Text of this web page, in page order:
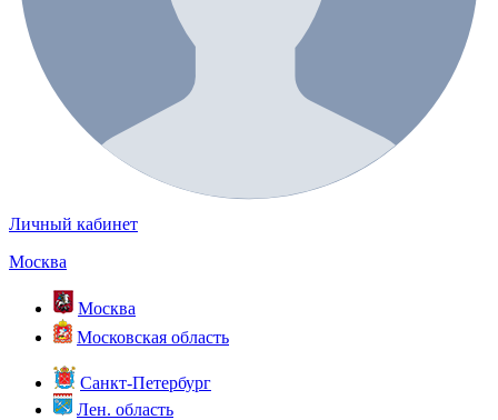
Личный кабинет
Москва
Москва
Московская область
Санкт-Петербург
Лен. область